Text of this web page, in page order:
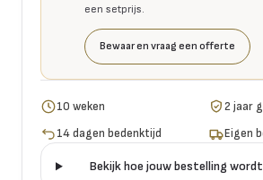
een setprijs.
Bewaar en vraag een offerte
10 weken
2 jaar
14 dagen bedenktijd
Eigen
Bekijk hoe jouw bestelling